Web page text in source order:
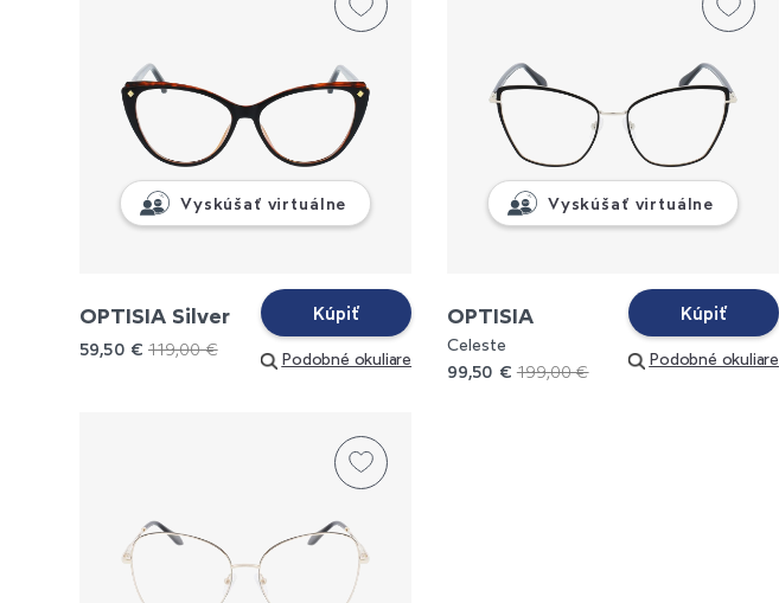
Vyskúšať virtuálne
OPTISIA Silver
59,50 € 119,00 €
Kúpiť
Podobné okuliare
Vyskúšať virtuálne
OPTISIA
Celeste
99,50 € 199,00 €
Kúpiť
Podobné okuliare